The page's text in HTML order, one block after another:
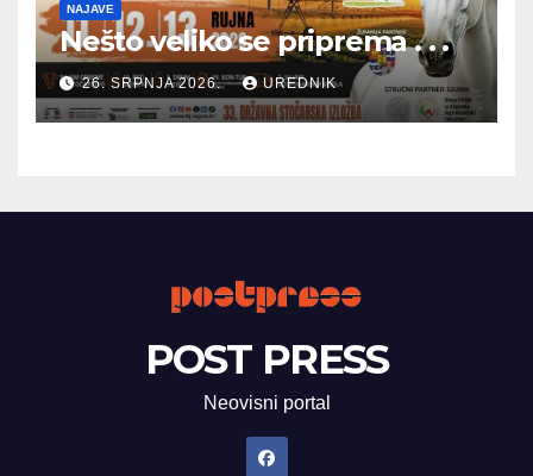
NAJAVE
Nešto veliko se priprema . . .
26. SRPNJA 2026. UREDNIK
POST PRESS
Neovisni portal